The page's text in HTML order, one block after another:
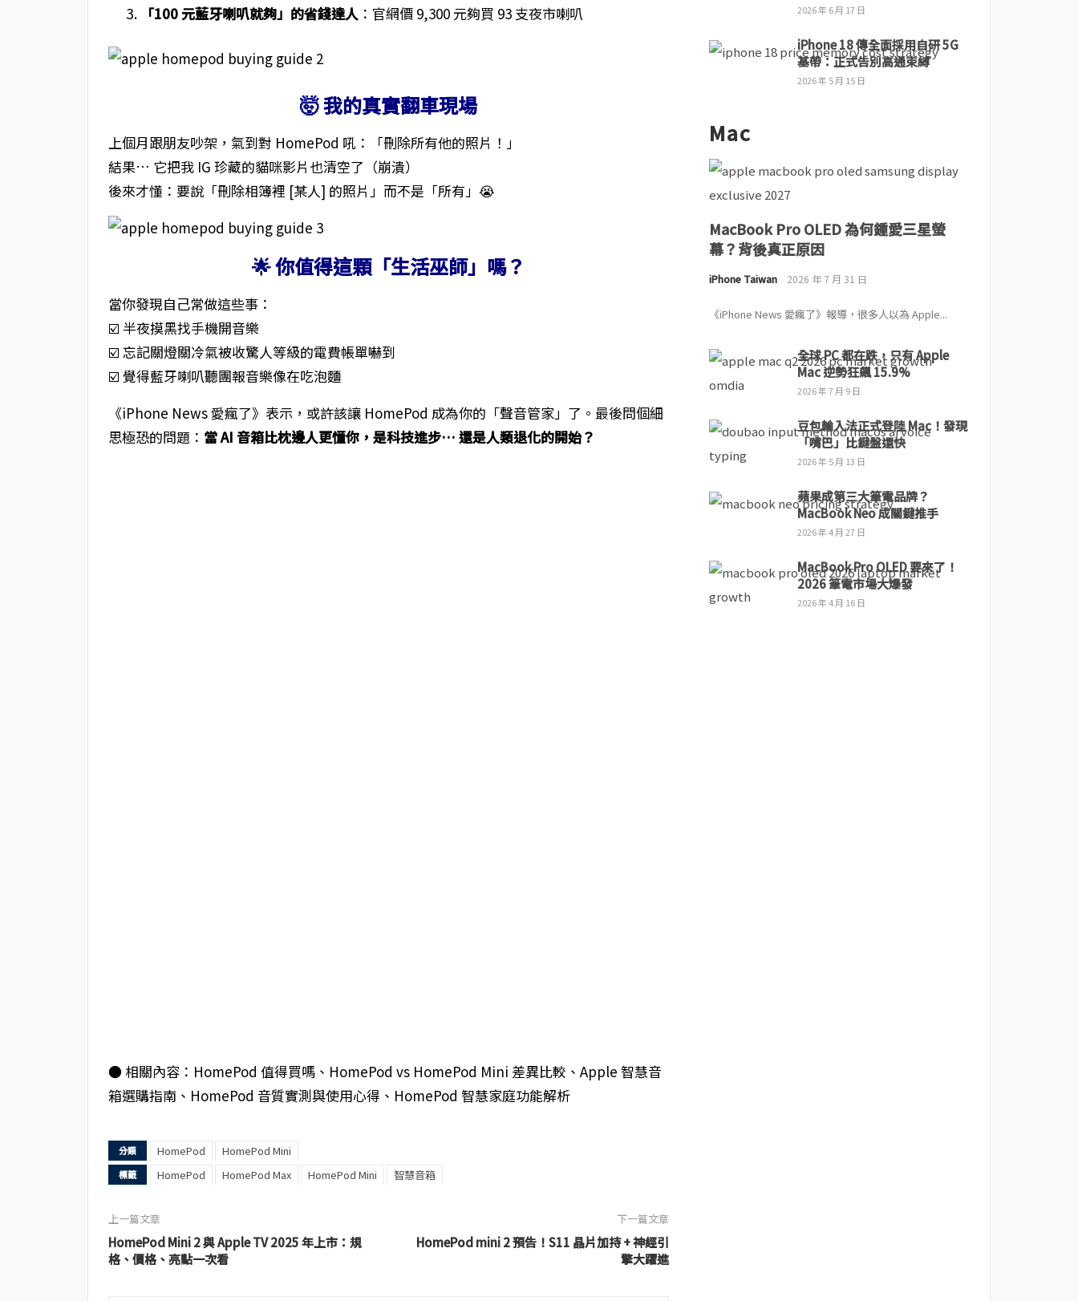
「100 元藍牙喇叭就夠」的省錢達人：官網價 9,300 元夠買 93 支夜市喇叭
🤯 我的真實翻車現場
上個月跟朋友吵架，氣到對 HomePod 吼：「刪除所有他的照片！」
結果… 它把我 IG 珍藏的貓咪影片也清空了（崩潰）
後來才懂：要說「刪除相簿裡 [某人] 的照片」而不是「所有」😭
🌟 你值得這顆「生活巫師」嗎？
當你發現自己常做這些事：
☑️ 半夜摸黑找手機開音樂
☑️ 忘記關燈關冷氣被收驚人等級的電費帳單嚇到
☑️ 覺得藍牙喇叭聽團報音樂像在吃泡麵
《iPhone News 愛瘋了》表示，或許該讓 HomePod 成為你的「聲音管家」了。最後問個細
思極恐的問題： 當 AI 音箱比枕邊人更懂你，是科技進步… 還是人類退化的開始？
● 相關內容：HomePod 值得買嗎、HomePod vs HomePod Mini 差異比較、Apple 智慧音
箱選購指南、HomePod 音質實測與使用心得、HomePod 智慧家庭功能解析
分類 HomePod HomePod Mini
標籤 HomePod HomePod Max HomePod Mini 智慧音箱
上一篇文章
HomePod Mini 2 與 Apple TV 2025 年上市：規
格、價格、亮點一次看
下一篇文章
HomePod mini 2 預告！S11 晶片加持 + 神經引
擎大躍進
2026 年 6 月 17 日
iPhone 18 傳全面採用自研 5G
基帶：正式告別高通束縛
2026 年 5 月 15 日
Mac
MacBook Pro OLED 為何鍾愛三星螢
幕？背後真正原因
iPhone Taiwan 2026 年 7 月 31 日
《iPhone News 愛瘋了》報導，很多人以為 Apple...
全球 PC 都在跌，只有 Apple
Mac 逆勢狂飆 15.9%
2026 年 7 月 9 日
豆包輸入法正式登陸 Mac！發現
「嘴巴」比鍵盤還快
2026 年 5 月 13 日
蘋果成第三大筆電品牌？
MacBook Neo 成關鍵推手
2026 年 4 月 27 日
MacBook Pro OLED 要來了！
2026 筆電市場大爆發
2026 年 4 月 16 日